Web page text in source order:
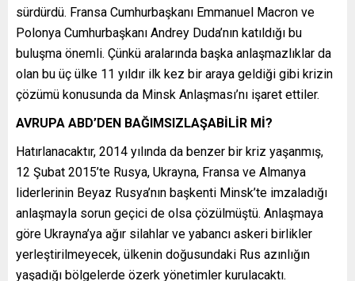
sürdürdü. Fransa Cumhurbaşkanı Emmanuel Macron ve
Polonya Cumhurbaşkanı Andrey Duda’nın katıldığı bu
buluşma önemli. Çünkü aralarında başka anlaşmazlıklar da
olan bu üç ülke 11 yıldır ilk kez bir araya geldiği gibi krizin
çözümü konusunda da Minsk Anlaşması’nı işaret ettiler.
AVRUPA ABD’DEN BAĞIMSIZLAŞABİLİR Mİ?
Hatırlanacaktır, 2014 yılında da benzer bir kriz yaşanmış,
12 Şubat 2015’te Rusya, Ukrayna, Fransa ve Almanya
liderlerinin Beyaz Rusya’nın başkenti Minsk’te imzaladığı
anlaşmayla sorun geçici de olsa çözülmüştü. Anlaşmaya
göre Ukrayna’ya ağır silahlar ve yabancı askeri birlikler
yerleştirilmeyecek, ülkenin doğusundaki Rus azınlığın
yaşadığı bölgelerde özerk yönetimler kurulacaktı.